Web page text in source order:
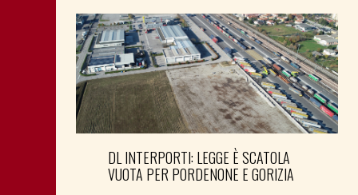
DL INTERPORTI: LEGGE È SCATOLA
VUOTA PER PORDENONE E GORIZIA